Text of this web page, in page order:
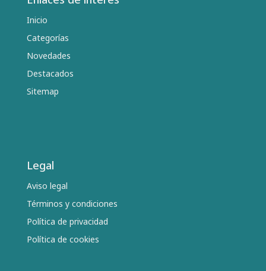
Inicio
Categorías
Novedades
Destacados
Sitemap
Legal
Aviso legal
Términos y condiciones
Política de privacidad
Política de cookies